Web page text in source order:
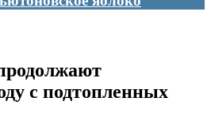
с подтопленных